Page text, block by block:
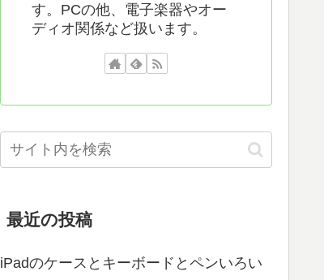
す。PCの他、電子楽器やオー
ディオ関係など扱います。
最近の投稿
iPadのケースとキーボードとペンいろい